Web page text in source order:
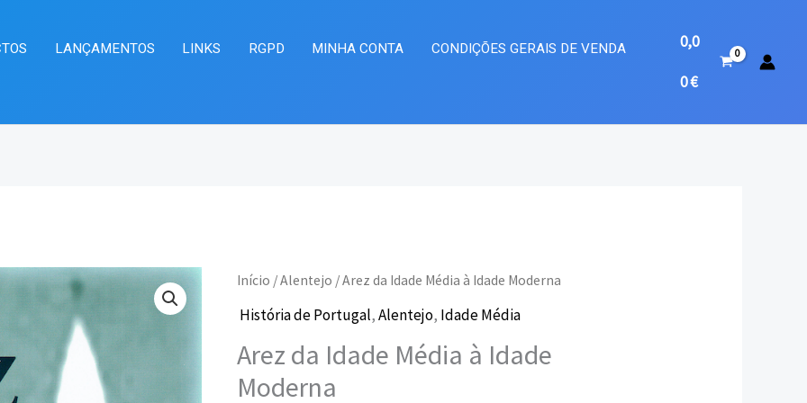
LANÇAMENTOS LINKS RGPD MINHA CONTA
CONDIÇÕES GERAIS DE VENDA
0,0
0€
Início /Alentejo / Arez da Idade Média à Idade Moderna
História de Portugal,Alentejo, Idade Média
Arez da Idade Média à Idade
Moderna
O
preço
original
O
preço
atual
Quantidade
de
da
Idade